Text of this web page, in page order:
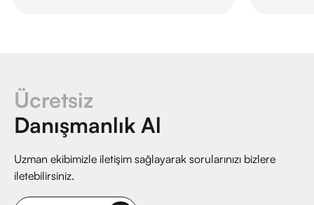
Ücretsiz
Danışmanlık Al
Uzman ekibimizle iletişim sağlayarak sorularınızı bizlere
iletebilirsiniz.